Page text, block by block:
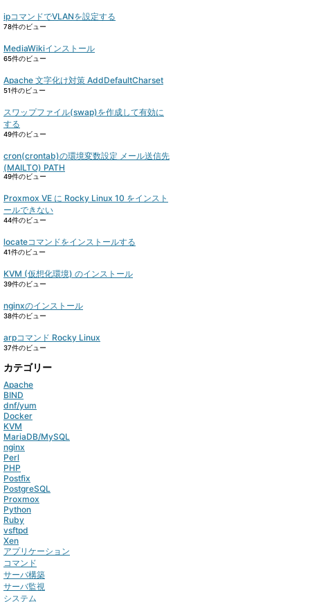
ipコマンドでVLANを設定する
78件のビュー
MediaWikiインストール
65件のビュー
Apache 文字化け対策 AddDefaultCharset
51件のビュー
スワップファイル(swap)を作成して有効に
する
49件のビュー
cron(crontab)の環境変数設定 メール送信先
(MAILTO) PATH
49件のビュー
Proxmox VE に Rocky Linux 10 をインスト
ールできない
44件のビュー
locateコマンドをインストールする
41件のビュー
KVM (仮想化環境) のインストール
39件のビュー
nginxのインストール
38件のビュー
arpコマンド Rocky Linux
37件のビュー
カテゴリー
Apache
BIND
dnf/yum
Docker
KVM
MariaDB/MySQL
nginx
Perl
PHP
Postfix
PostgreSQL
Proxmox
Python
Ruby
vsftpd
Xen
アプリケーション
コマンド
サーバ構築
サーバ監視
システム